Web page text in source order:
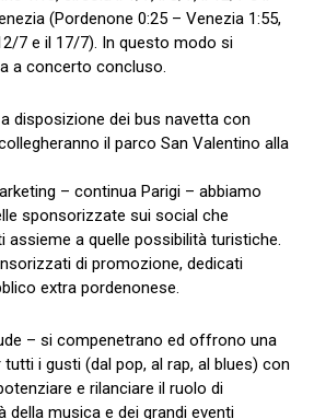
(Pordenone 0:25 – Venezia 1:55,
7 e il 17/7). In questo modo si
a concerto concluso.
disposizione dei bus navetta con
il parco San Valentino alla
– continua Parigi – abbiamo
sponsorizzate sui social che
assieme a quelle possibilità turistiche.
di promozione, dedicati
extra pordenonese.
– si compenetrano ed offrono una
i gusti (dal pop, al rap, al blues) con
e rilanciare il ruolo di
della musica e dei grandi eventi